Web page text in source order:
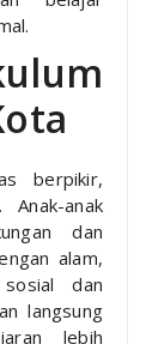
berpikir,
anak
dan
alam,
dan
langsung
lebih